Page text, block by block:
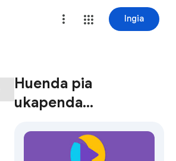
Ingia
Huenda pia
ukapenda…